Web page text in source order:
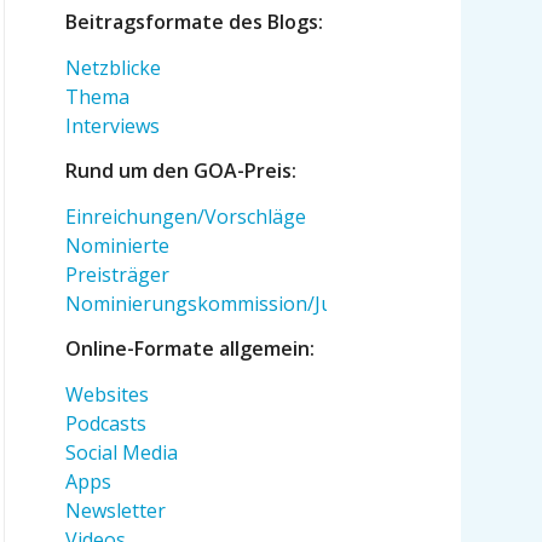
Beitragsformate des Blogs:
Netzblicke
Thema
Interviews
Rund um den GOA-Preis:
Einreichungen/Vorschläge
Nominierte
Preisträger
Nominierungskommission/Jury
Online-Formate allgemein:
Websites
Podcasts
Social Media
Apps
Newsletter